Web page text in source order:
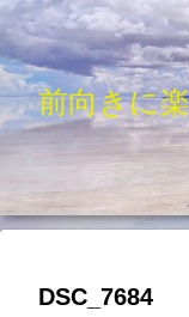
前向きに
DSC_7684